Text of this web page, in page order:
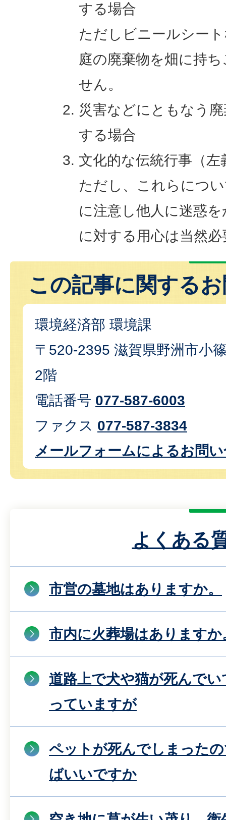
する場合
ただしビニールシー
庭の廃棄物を畑に持
せん。
災害などにともなう
する場合
文化的な伝統行事（左
ただし、これらにつ
に注意し他人に迷惑
に対する用心は当然
この記事に関する
環境経済部 環境課
〒520-2395 滋賀県野洲市小
2階
電話番号 077-587-6003
ファクス 077-587-3834
メールフォームによるお問
よくある
市営の墓地はありますか。
市内に火葬場はありますか
道路上で犬や猫が死んで
っていますが
ペットが死んでしまった
ばいいですか